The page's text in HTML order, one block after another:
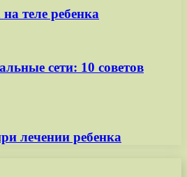
теле ребенка
сети: 10 советов
лечении ребенка